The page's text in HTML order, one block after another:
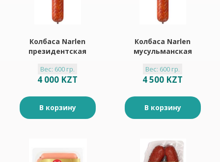
Колбаса Narlen
президентская
Вес: 600 гр.
4 000 KZT
В корзину
Колбаса Narlen
мусульманская
Вес: 600 гр.
4 500 KZT
В корзину